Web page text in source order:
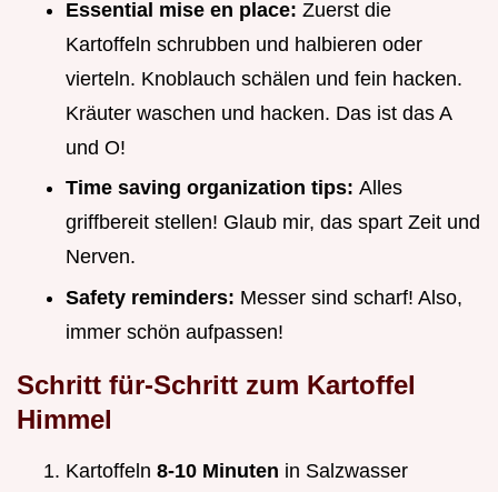
Essential mise en place: Zuerst die
Kartoffeln schrubben und halbieren oder
vierteln. Knoblauch schälen und fein hacken.
Kräuter waschen und hacken. Das ist das A
und O!
Time saving organization tips: Alles
griffbereit stellen! Glaub mir, das spart Zeit und
Nerven.
Safety reminders: Messer sind scharf! Also,
immer schön aufpassen!
Schritt für-Schritt zum Kartoffel
Himmel
Kartoffeln 8-10 Minuten in Salzwasser